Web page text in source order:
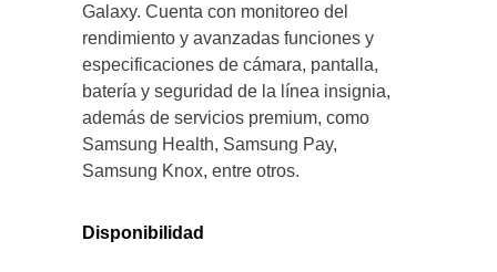
Galaxy. Cuenta con monitoreo del
rendimiento y avanzadas funciones y
especificaciones de cámara, pantalla,
batería y seguridad de la línea insignia,
además de servicios premium, como
Samsung Health, Samsung Pay,
Samsung Knox, entre otros.
Disponibilidad